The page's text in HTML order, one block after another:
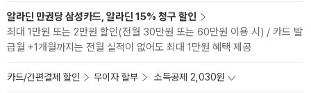
알라딘 만권당 삼성카드, 알라딘 15% 청구 할인
최대 1만원 또는 2만원 할인(전월 30만원 또는 60만원 이용 시) / 카드 발
급월 +1개월까지는 전월 실적이 없어도 최대 1만원 혜택 제공
카드/간편결제 할인 무이자 할부 소득공제 2,030원